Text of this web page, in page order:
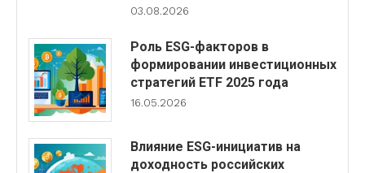
03.08.2026
Роль ESG-факторов в
формировании инвестиционных
стратегий ETF 2025 года
16.05.2026
Влияние ESG-инициатив на
доходность российских